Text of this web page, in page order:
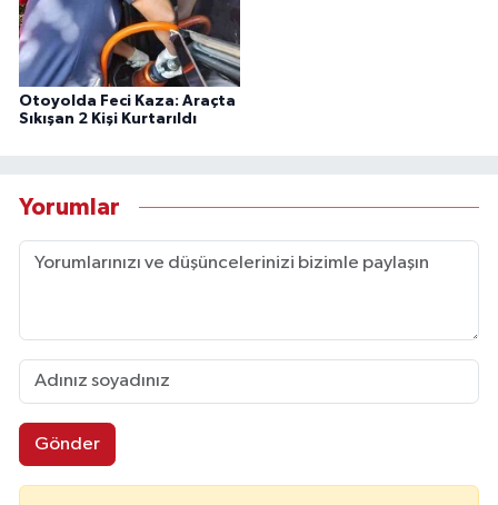
Otoyolda Feci Kaza: Araçta
Sıkışan 2 Kişi Kurtarıldı
Yorumlar
Gönder